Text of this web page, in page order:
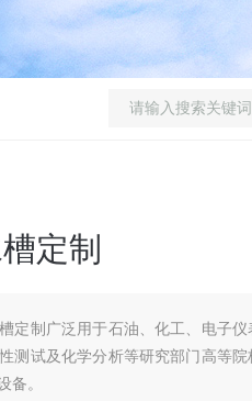
定制
定制广泛用于石油、化工、电子
测试及化学分析等研究部门高等
备。